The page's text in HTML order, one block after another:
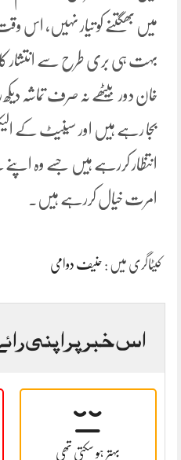
میں بھگتنے کو تیار نہیں، اس
بہت ہی بری طرح سے انتشار
خان دور بیٹھے نہ صرف تماشہ
بجا رہے ہیں اور سینیٹ کے
انتظار کررہے ہیں جسے وہ
امرت خیال کررہے ہیں۔
کیٹاگری میں : حنیف دوامی
اس خبر پر اپنی
بہتر ہو سکتی تھی